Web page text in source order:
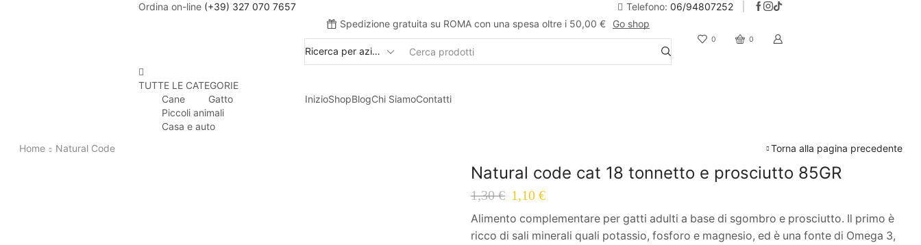
Ordina on-line (+39) 327 070 7657 Telefono: 06/94807252
Spedizione gratuita su ROMA con una spesa oltre i 50,00 €
Go shop
0 0
TUTTE LE CATEGORIE
Cane
Gatto
Piccoli animali
Casa e auto
InizioShopBlogChi SiamoContatti
Home Natural Code Torna alla pagina precedente
Natural code cat 18 tonnetto e prosciutto 85GR
1,30€ 1,10 €
Alimento complementare per gatti adulti a base di sgombro e prosciutto. Il primo è
ricco di sali minerali quali potassio, fosforo e magnesio, ed è una fonte di Omega 3,